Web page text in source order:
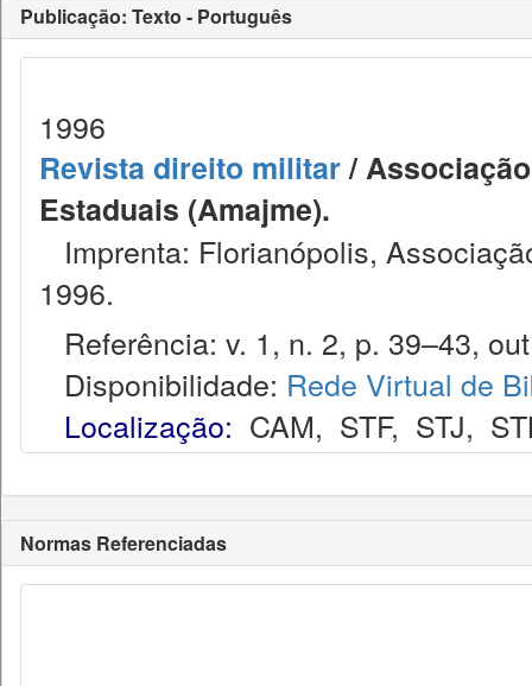
Publicação: Texto - Português
1996
Revista direito militar/
Estaduais (Amajme).
Imprenta: Florianópolis,
1996.
Referência: v. 1, n. 2, p. 39–43,
Disponibilidade: Rede Virtual de
Localização: CAM, STF, STJ,
Normas Referenciadas